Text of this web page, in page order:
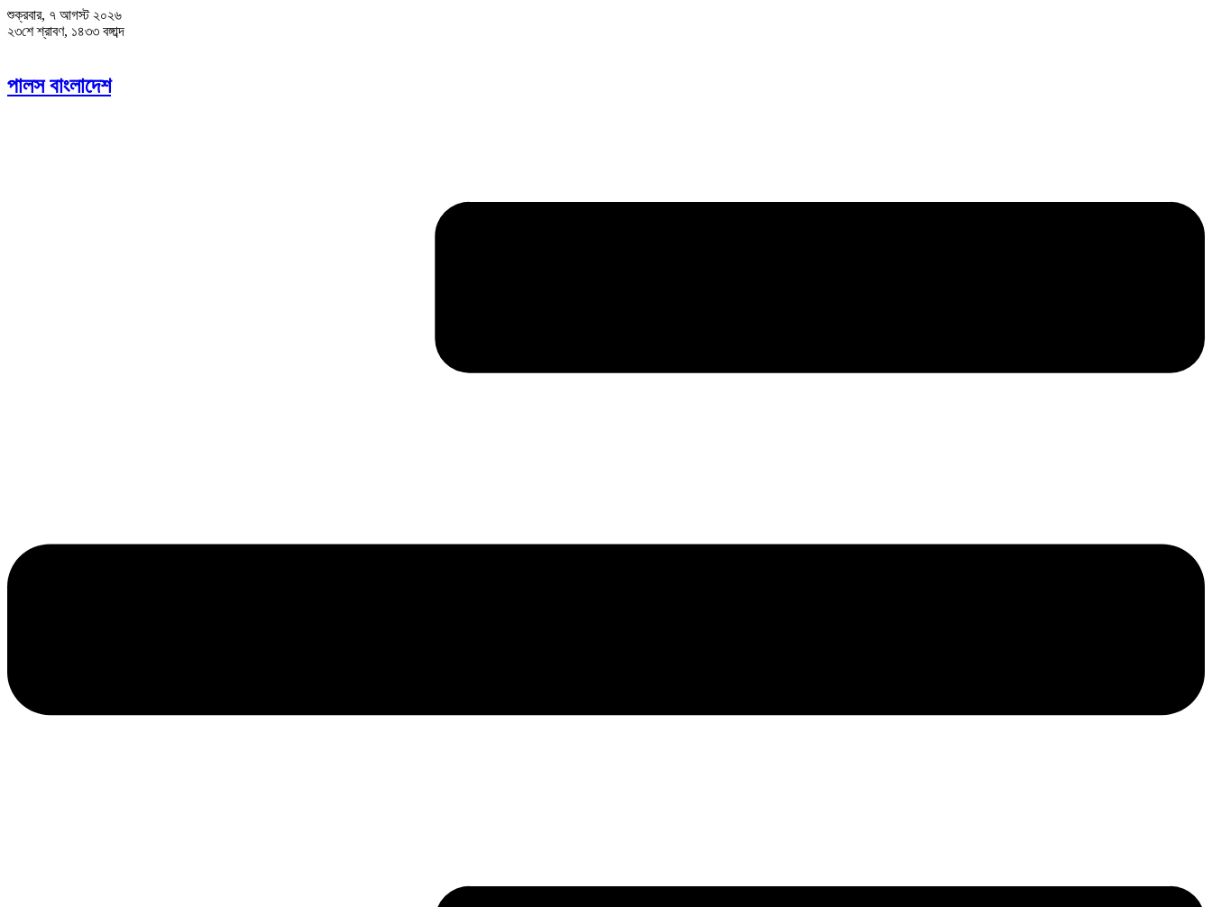
শুক্রবার, ৭ আগস্ট ২০২৬
২৩শে শ্রাবণ, ১৪৩৩ বঙ্গাব্দ
পালস বাংলাদেশ